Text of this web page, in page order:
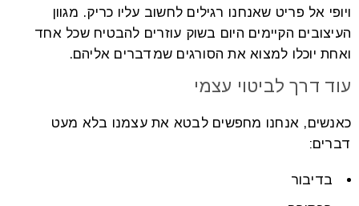
ויופי אל פריט שאנחנו רגילים לחשוב עליו כריק. מגוון
העיצובים הקיימים היום בשוק עוזרים להבטיח שכל אחד
ואחת יוכלו למצוא את הסורגים שמדברים אליהם.
עוד דרך לביטוי עצמי
כאנשים, אנחנו מחפשים לבטא את עצמנו בלא מעט
דברים:
בדיבור